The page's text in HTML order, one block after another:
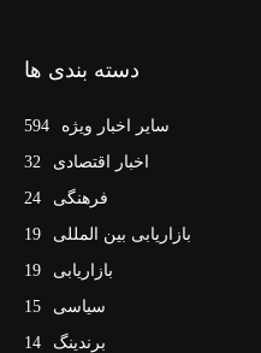
دسته بندی ها
سایر اخبار ویژه
594
اخبار اقتصادی
32
فرهنگی
24
بازاریابی بین المللی
19
بازاریابی
19
سیاسی
15
برندینگ
14